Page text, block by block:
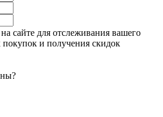
на сайте для отслеживания вашего
покупок и получения скидок